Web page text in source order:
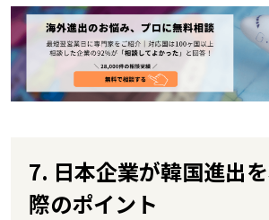
7. 日本企業が韓国進出
際のポイント